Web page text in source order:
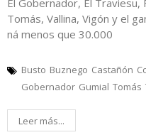
El Gobernador, El
Tomás, Vallina, Vigón y el
ná menos que 30.000
Busto Buznego Castañón
Gobernador Gumial Tomás
Leer más...